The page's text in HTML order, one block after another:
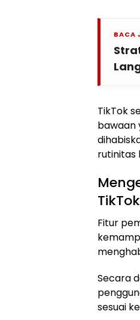
BACA
TikTok
bawaan
rutinitas
TikTok
Fitur
Secara
sesuai